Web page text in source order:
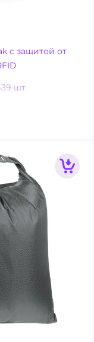
с защитой от
шт.